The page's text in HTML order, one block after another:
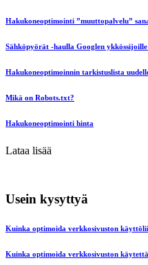
Hakukoneoptimointi ”muuttopalvelu”
Sähköpyörät -haulla Googlen
Hakukoneoptimoinnin tarkistuslista
Mikä on Robots.txt?
Hakukoneoptimointi hinta
Lataa lisää
Usein kysyttyä
Kuinka optimoida verkkosivuston
Kuinka optimoida verkkosivuston